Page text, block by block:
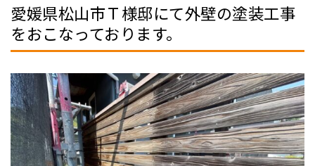
愛媛県松山市Ｔ様邸にて外壁の塗装工事
をおこなっております。